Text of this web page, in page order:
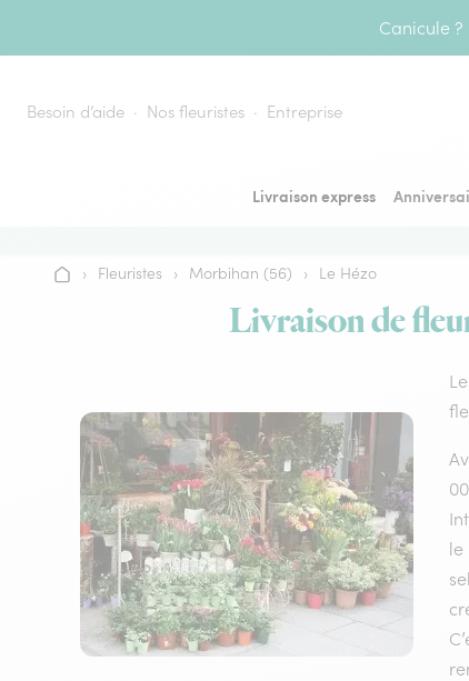
Canicule
Besoin d’aide Nos fleuristes Entreprise
Livraison express
Accueil
› Fleuristes › Morbihan (56) › Le Hézo
Livraison de
le